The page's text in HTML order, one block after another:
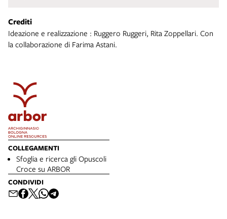
Crediti
Ideazione e realizzazione : Ruggero Ruggeri, Rita Zoppellari. Con
la collaborazione di Farima Astani.
COLLEGAMENTI
Sfoglia e ricerca gli Opuscoli
Croce su ARBOR
CONDIVIDI